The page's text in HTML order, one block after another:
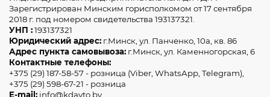
Зарегистрирован Минским горисполкомом от 17 сентября
2018 г. под номером свидетельства 193137321.
УНП :193137321
Юридический адрес: г.Минск, ул. Панченко, 10а, кв. 86
Адрес пункта самовывоза: г.Минск, ул. Каменногорская, 6
Контактные телефоны:
+375 (29) 187-58-57 - розница (Viber, WhatsApp, Telegram),
+375 (29) 598-67-21 - розница
E-mail: info@kdavto.by